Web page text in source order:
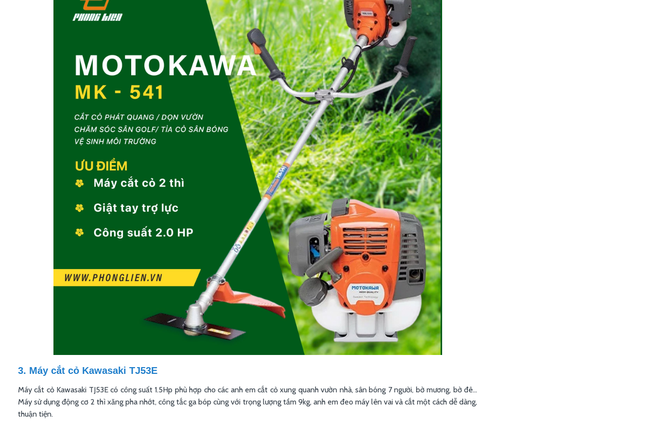
3. Máy cắt cỏ Kawasaki TJ53E
Máy cắt cỏ Kawasaki TJ53E có công suất 1.5Hp phù hợp cho các anh em cắt cỏ xung quanh vườn nhà, sân bóng 7 người, bờ mương, bờ đê...
Máy sử dụng động cơ 2 thì xăng pha nhớt, công tắc ga bóp cùng với trọng lượng tầm 9kg, anh em đeo máy lên vai và cắt một cách dễ dàng,
thuận tiện.